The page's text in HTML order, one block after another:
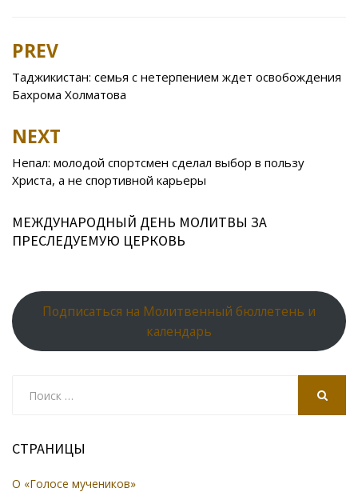
b
o
o
kl
as
ki
u
r
st u A
p
Post
navigation
PREV
Таджикистан: семья с нетерпением ждет освобождения
Бахрома Холматова
NEXT
Непал: молодой спортсмен сделал выбор в пользу
Христа, а не спортивной карьеры
МЕЖДУНАРОДНЫЙ ДЕНЬ МОЛИТВЫ ЗА
ПРЕСЛЕДУЕМУЮ ЦЕРКОВЬ
Подписаться на Молитвенный бюллетень и
календарь
СТРАНИЦЫ
О «Голосе мучеников»